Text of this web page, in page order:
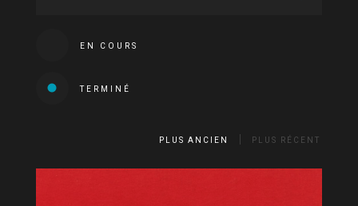
EN COURS
TERMINÉ
PLUS ANCIEN PLUS RÉCENT